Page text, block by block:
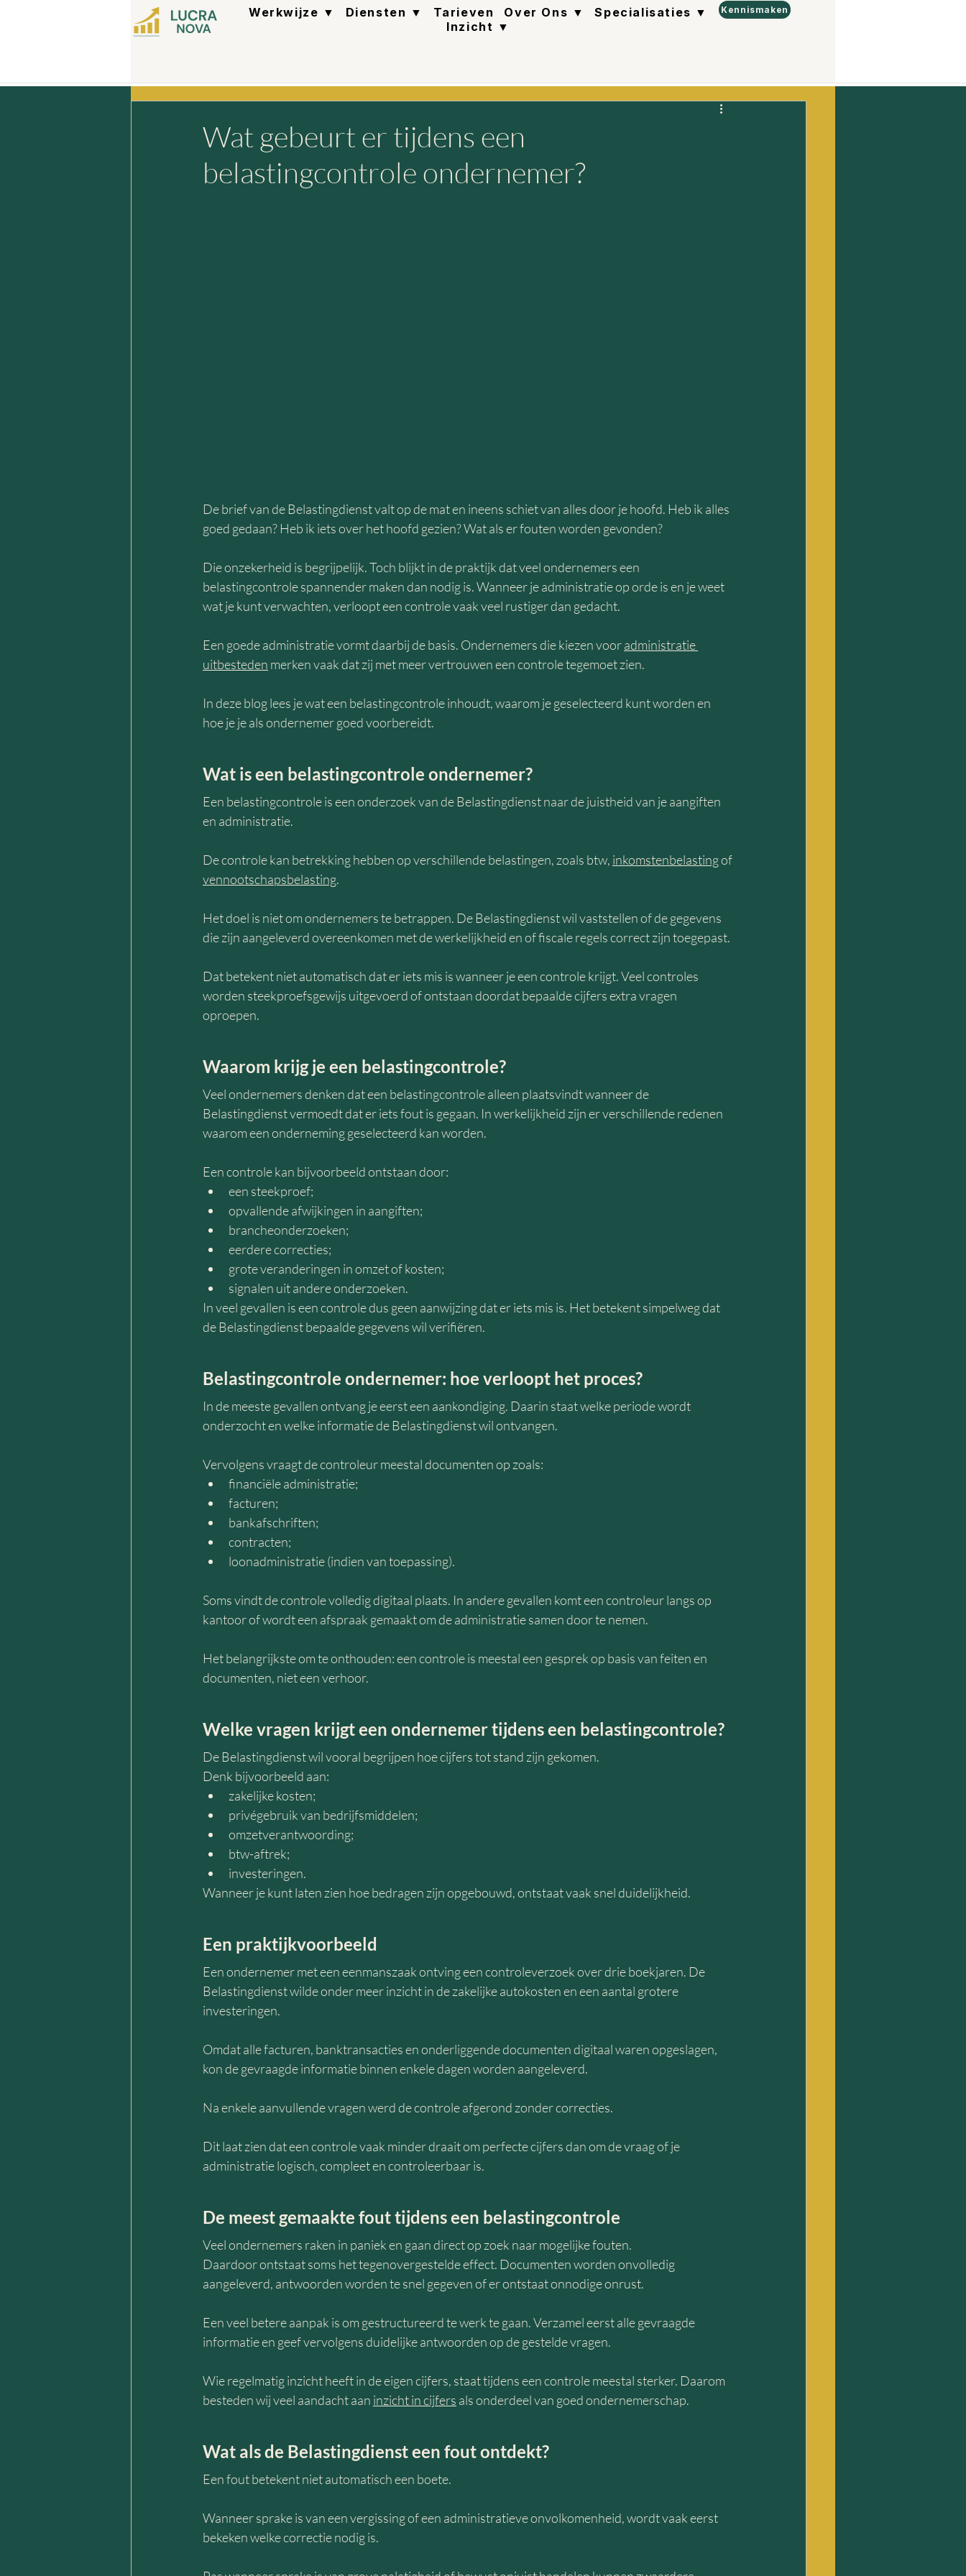
Werkwijze ▼ Diensten ▼ Tarieven Over Ons ▼
Specialisaties ▼
Inzicht ▼
Kennismaken
Wat gebeurt er tijdens een
belastingcontrole ondernemer?
De brief van de Belastingdienst valt op de mat en ineens schiet van alles door je hoofd. Heb ik alles
goed gedaan? Heb ik iets over het hoofd gezien? Wat als er fouten worden gevonden?
Die onzekerheid is begrijpelijk. Toch blijkt in de praktijk dat veel ondernemers een
belastingcontrole spannender maken dan nodig is. Wanneer je administratie op orde is en je weet
wat je kunt verwachten, verloopt een controle vaak veel rustiger dan gedacht.
Een goede administratie vormt daarbij de basis. Ondernemers die kiezen voor administratie
uitbesteden merken vaak dat zij met meer vertrouwen een controle tegemoet zien.
In deze blog lees je wat een belastingcontrole inhoudt, waarom je geselecteerd kunt worden en
hoe je je als ondernemer goed voorbereidt.
Wat is een belastingcontrole ondernemer?
Een belastingcontrole is een onderzoek van de Belastingdienst naar de juistheid van je aangiften
en administratie.
De controle kan betrekking hebben op verschillende belastingen, zoals btw, inkomstenbelasting of
vennootschapsbelasting.
Het doel is niet om ondernemers te betrappen. De Belastingdienst wil vaststellen of de gegevens
die zijn aangeleverd overeenkomen met de werkelijkheid en of fiscale regels correct zijn toegepast.
Dat betekent niet automatisch dat er iets mis is wanneer je een controle krijgt. Veel controles
worden steekproefsgewijs uitgevoerd of ontstaan doordat bepaalde cijfers extra vragen
oproepen.
Waarom krijg je een belastingcontrole?
Veel ondernemers denken dat een belastingcontrole alleen plaatsvindt wanneer de
Belastingdienst vermoedt dat er iets fout is gegaan. In werkelijkheid zijn er verschillende redenen
waarom een onderneming geselecteerd kan worden.
Een controle kan bijvoorbeeld ontstaan door:
een steekproef;
opvallende afwijkingen in aangiften;
brancheonderzoeken;
eerdere correcties;
grote veranderingen in omzet of kosten;
signalen uit andere onderzoeken.
In veel gevallen is een controle dus geen aanwijzing dat er iets mis is. Het betekent simpelweg dat
de Belastingdienst bepaalde gegevens wil verifiëren.
Belastingcontrole ondernemer: hoe verloopt het proces?
In de meeste gevallen ontvang je eerst een aankondiging. Daarin staat welke periode wordt
onderzocht en welke informatie de Belastingdienst wil ontvangen.
Vervolgens vraagt de controleur meestal documenten op zoals:
financiële administratie;
facturen;
bankafschriften;
contracten;
loonadministratie (indien van toepassing).
Soms vindt de controle volledig digitaal plaats. In andere gevallen komt een controleur langs op
kantoor of wordt een afspraak gemaakt om de administratie samen door te nemen.
Het belangrijkste om te onthouden: een controle is meestal een gesprek op basis van feiten en
documenten, niet een verhoor.
Welke vragen krijgt een ondernemer tijdens een belastingcontrole?
De Belastingdienst wil vooral begrijpen hoe cijfers tot stand zijn gekomen.
Denk bijvoorbeeld aan:
zakelijke kosten;
privégebruik van bedrijfsmiddelen;
omzetverantwoording;
btw-aftrek;
investeringen.
Wanneer je kunt laten zien hoe bedragen zijn opgebouwd, ontstaat vaak snel duidelijkheid.
Een praktijkvoorbeeld
Een ondernemer met een eenmanszaak ontving een controleverzoek over drie boekjaren. De
Belastingdienst wilde onder meer inzicht in de zakelijke autokosten en een aantal grotere
investeringen.
Omdat alle facturen, banktransacties en onderliggende documenten digitaal waren opgeslagen,
kon de gevraagde informatie binnen enkele dagen worden aangeleverd.
Na enkele aanvullende vragen werd de controle afgerond zonder correcties.
Dit laat zien dat een controle vaak minder draait om perfecte cijfers dan om de vraag of je
administratie logisch, compleet en controleerbaar is.
De meest gemaakte fout tijdens een belastingcontrole
Veel ondernemers raken in paniek en gaan direct op zoek naar mogelijke fouten.
Daardoor ontstaat soms het tegenovergestelde effect. Documenten worden onvolledig
aangeleverd, antwoorden worden te snel gegeven of er ontstaat onnodige onrust.
Een veel betere aanpak is om gestructureerd te werk te gaan. Verzamel eerst alle gevraagde
informatie en geef vervolgens duidelijke antwoorden op de gestelde vragen.
Wie regelmatig inzicht heeft in de eigen cijfers, staat tijdens een controle meestal sterker. Daarom
besteden wij veel aandacht aan inzicht in cijfers als onderdeel van goed ondernemerschap.
Wat als de Belastingdienst een fout ontdekt?
Een fout betekent niet automatisch een boete.
Wanneer sprake is van een vergissing of een administratieve onvolkomenheid, wordt vaak eerst
bekeken welke correctie nodig is.